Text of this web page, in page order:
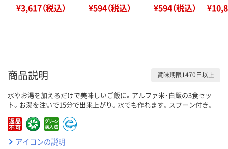
¥3,617（税込） ¥594（税込） ¥594（税込）
商品説明 賞味期限1470日以上
水やお湯を加えるだけで美味しいご飯に。アルファ米・白飯の3食セッ
ト。お湯を注いで15分で出来上がり。水でも作れます。スプーン付き。
アイコンの説明